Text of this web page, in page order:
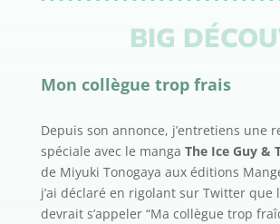
BIG
Mon collègue trop frais
Depuis son annonce, j’entretiens une
spéciale avec le manga The Ice Guy &
de Miyuki Tonogaya aux éditions
j’ai déclaré en rigolant sur Twitter que
devrait s’appeler “Ma collègue trop